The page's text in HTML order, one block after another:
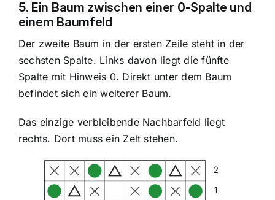
5. Ein Baum zwischen einer 0-Spalte und
einem Baumfeld
Der zweite Baum in der ersten Zeile steht in der
sechsten Spalte. Links davon liegt die fünfte
Spalte mit Hinweis 0. Direkt unter dem Baum
befindet sich ein weiterer Baum.
Das einzige verbleibende Nachbarfeld liegt
rechts. Dort muss ein Zelt stehen.